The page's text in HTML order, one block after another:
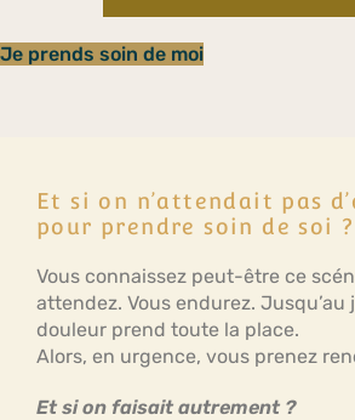
Je prends soin de moi
Et si on n’attendait pas
pour prendre soin de soi ?
Vous connaissez peut-être ce
attendez. Vous endurez. Jusqu’au
douleur prend toute la place.
Alors, en urgence, vous prenez
Et si on faisait autrement ?